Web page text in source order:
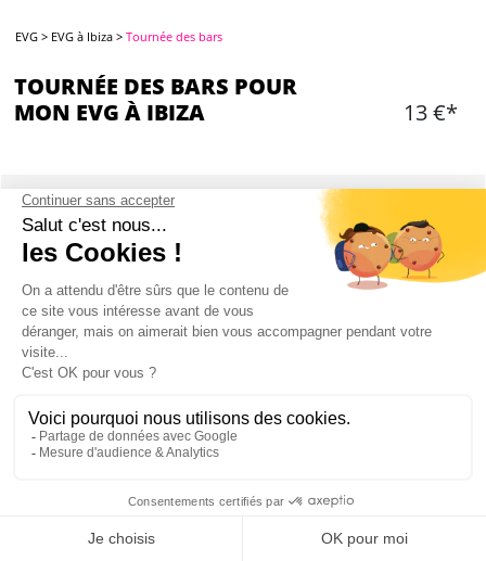
EVG > EVG à Ibiza >Tournée des bars
TOURNÉE DES BARS POUR
MON EVG À IBIZA
13 €*
CONTENU
Tournée des meilleurs bars de San Antonio
1 Guide qui vous accompagne
Prix négociés sur vos consommations
TOURNÉE DES BARS À IBIZA : PRÉSENTATION
Mon EVG à Ibiza